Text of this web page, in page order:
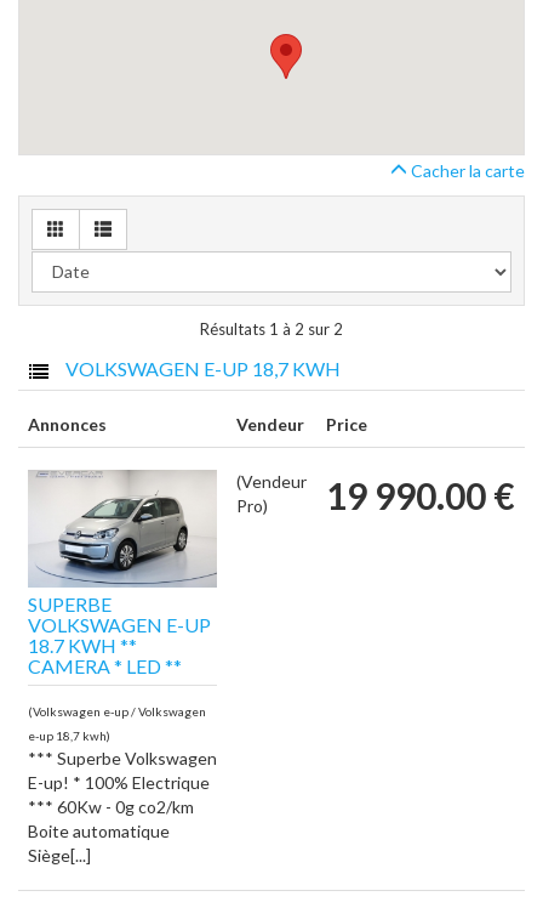
Cacher la carte
Résultats 1 à 2 sur 2
VOLKSWAGEN E-UP 18,7 KWH
Annonces Vendeur Price
SUPERBE
VOLKSWAGEN E-UP
18.7 KWH **
CAMERA * LED **
(Volkswagen e-up / Volkswagen
e-up 18,7 kwh)
*** Superbe Volkswagen
E-up! * 100% Electrique
*** 60Kw - 0g co2/km
Boite automatique
Siège[...]
(Vendeur
Pro)
19 990.00 €